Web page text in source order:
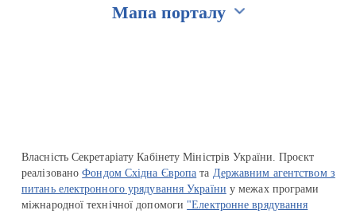
Мапа порталу
Власність Секретаріату Кабінету Міністрів України. Проєкт
реалізованоФондом Східна Європа та Державним агентством з
питань електронного урядування України у межах програми
міжнародної технічної допомоги "Електронне врядування